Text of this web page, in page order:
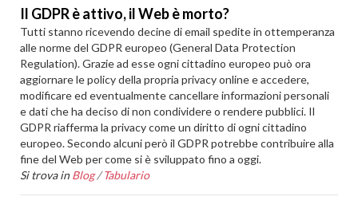
Il GDPR è attivo, il Web è morto?
Tutti stanno ricevendo decine di email spedite in ottemperanza
alle norme del GDPR europeo (General Data Protection
Regulation). Grazie ad esse ogni cittadino europeo può ora
aggiornare le policy della propria privacy online e accedere,
modificare ed eventualmente cancellare informazioni personali
e dati che ha deciso di non condividere o rendere pubblici. Il
GDPR riafferma la privacy come un diritto di ogni cittadino
europeo. Secondo alcuni però il GDPR potrebbe contribuire alla
fine del Web per come si è sviluppato fino a oggi.
Si trova in Blog /Tabulario